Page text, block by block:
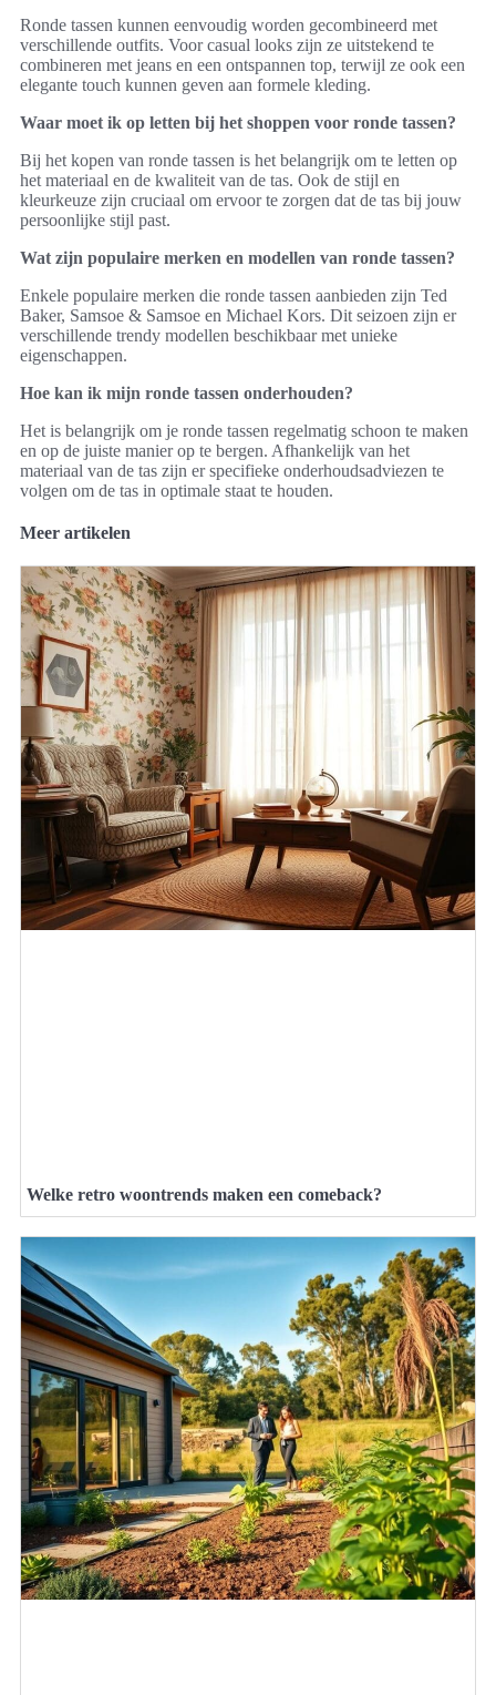
Ronde tassen kunnen eenvoudig worden gecombineerd met
verschillende outfits. Voor casual looks zijn ze uitstekend te
combineren met jeans en een ontspannen top, terwijl ze ook een
elegante touch kunnen geven aan formele kleding.
Waar moet ik op letten bij het shoppen voor ronde tassen?
Bij het kopen van ronde tassen is het belangrijk om te letten op
het materiaal en de kwaliteit van de tas. Ook de stijl en
kleurkeuze zijn cruciaal om ervoor te zorgen dat de tas bij jouw
persoonlijke stijl past.
Wat zijn populaire merken en modellen van ronde tassen?
Enkele populaire merken die ronde tassen aanbieden zijn Ted
Baker, Samsoe & Samsoe en Michael Kors. Dit seizoen zijn er
verschillende trendy modellen beschikbaar met unieke
eigenschappen.
Hoe kan ik mijn ronde tassen onderhouden?
Het is belangrijk om je ronde tassen regelmatig schoon te maken
en op de juiste manier op te bergen. Afhankelijk van het
materiaal van de tas zijn er specifieke onderhoudsadviezen te
volgen om de tas in optimale staat te houden.
Meer artikelen
Welke retro woontrends maken een comeback?